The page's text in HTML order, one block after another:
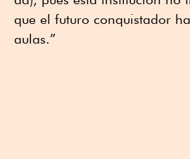
que el futuro conquistador
aulas.”